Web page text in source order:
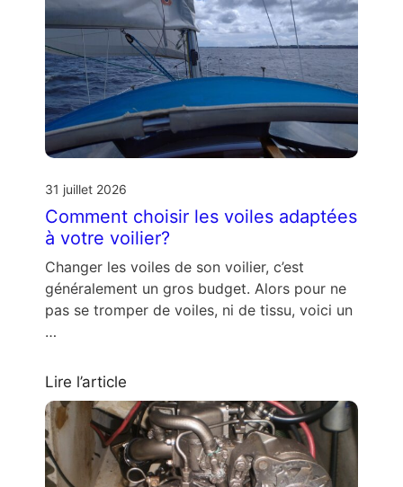
31 juillet 2026
Comment choisir les voiles adaptées
à votre voilier?
Changer les voiles de son voilier, c’est
généralement un gros budget. Alors pour ne
pas se tromper de voiles, ni de tissu, voici un
…
Lire l’article